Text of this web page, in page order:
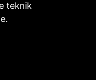
teknik